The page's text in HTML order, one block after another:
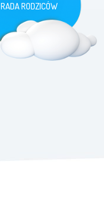
RADA RODZICÓW